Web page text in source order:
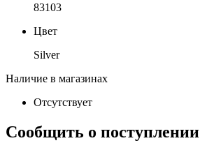
83103
Цвет
Silver
Наличие в магазинах
Отсутствует
Сообщить о поступлении